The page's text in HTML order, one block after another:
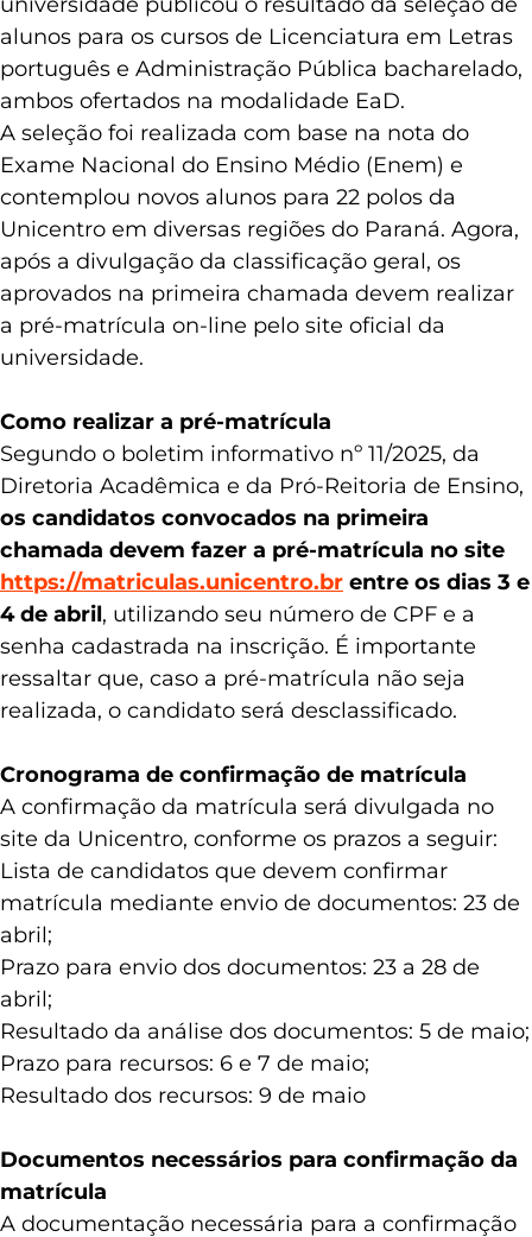
alunos para os cursos de Licenciatura em Letras
português e Administração Pública bacharelado,
ambos ofertados na modalidade EaD.
A seleção foi realizada com base na nota do
Exame Nacional do Ensino Médio (Enem) e
contemplou novos alunos para 22 polos da
Unicentro em diversas regiões do Paraná. Agora,
após a divulgação da classificação geral, os
aprovados na primeira chamada devem realizar
a pré-matrícula on-line pelo site oficial da
universidade.
Como realizar a pré-matrícula
Segundo o boletim informativo nº 11/2025, da
Diretoria Acadêmica e da Pró-Reitoria de Ensino,
os candidatos convocados na primeira
chamada devem fazer a pré-matrícula no site
https://matriculas.unicentro.br entre os dias 3 e
4 de abril, utilizando seu número de CPF e a
senha cadastrada na inscrição. É importante
ressaltar que, caso a pré-matrícula não seja
realizada, o candidato será desclassificado.
Cronograma de confirmação de matrícula
A confirmação da matrícula será divulgada no
site da Unicentro, conforme os prazos a seguir:
Lista de candidatos que devem confirmar
matrícula mediante envio de documentos: 23 de
abril;
Prazo para envio dos documentos: 23 a 28 de
abril;
Resultado da análise dos documentos: 5 de maio;
Prazo para recursos: 6 e 7 de maio;
Resultado dos recursos: 9 de maio
Documentos necessários para confirmação da
matrícula
A documentação necessária para a confirmação